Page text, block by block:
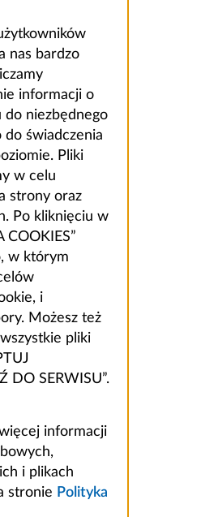
nas bardzo
informacji o
do niezbędnego
do świadczenia
Pliki
w celu
strony oraz
Po kliknięciu w
COOKIES”
w którym
i
Możesz też
pliki
DO SERWISU”.
informacji
i plikach
stronie Polityka